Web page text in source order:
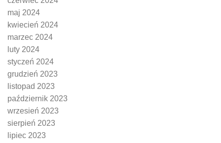
maj 2024
kwiecień 2024
marzec 2024
luty 2024
styczeń 2024
grudzień 2023
listopad 2023
październik 2023
wrzesień 2023
sierpień 2023
lipiec 2023